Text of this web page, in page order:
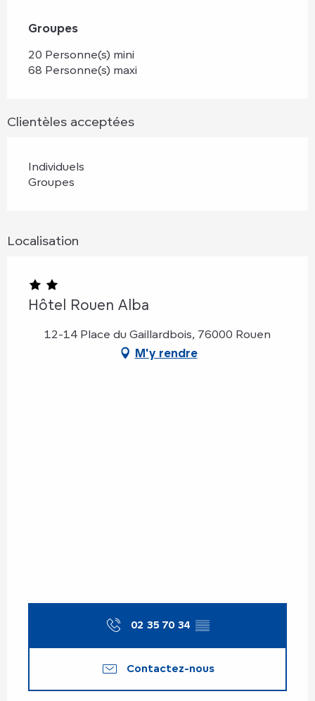
Groupes
Groupes
20 Personne(s) mini
68 Personne(s) maxi
Clientèles acceptées
Individuels
Groupes
Localisation
Hôtel Rouen Alba
12-14 Place du Gaillardbois, 76000 Rouen
M'y rendre
02 35 70 34 ▒▒
Contactez-nous